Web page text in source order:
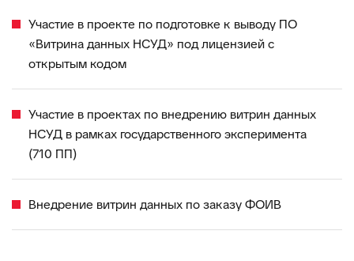
Участие в проекте по подготовке к выводу ПО
«Витрина данных НСУД» под лицензией с
открытым кодом
Участие в проектах по внедрению витрин данных
НСУД в рамках государственного эксперимента
(710 ПП)
Внедрение витрин данных по заказу ФОИВ